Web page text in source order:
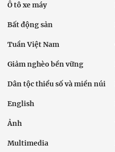
Ô tô xe máy
Bất động sản
Tuần Việt Nam
Giảm nghèo bền vững
Dân tộc thiểu số và miền núi
English
Ảnh
Multimedia